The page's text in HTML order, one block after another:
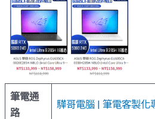
筆電通
路
驊哥電腦 | 筆電客製化